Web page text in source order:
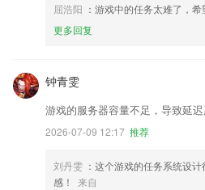
屈浩阳 ：游戏中的任务太难了，
更多回复
钟青雯
游戏的服务器容量不足，导致延
2026-07-09 12:17 推荐
刘丹雯 ：这个游戏的任务系统设
感！
来自